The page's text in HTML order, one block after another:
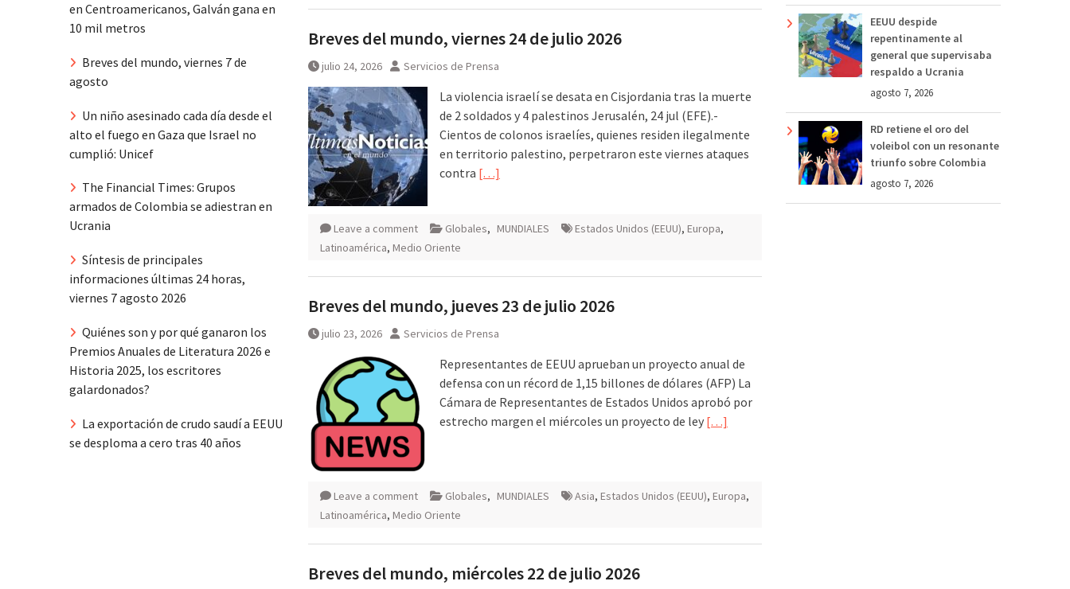
Breves del mundo, viernes 24 de julio 2026
julio 24, 2026 Servicios de Prensa
La violencia israelí se desata en Cisjordania tras la muerte
de 2 soldados y 4 palestinos Jerusalén, 24 jul (EFE).-
Cientos de colonos israelíes, quienes residen ilegalmente
en territorio palestino, perpetraron este viernes ataques
contra […]
Leave a comment Globales, MUNDIALES Estados Unidos (EEUU), Europa,
Latinoamérica, Medio Oriente
Breves del mundo, jueves 23 de julio 2026
julio 23, 2026 Servicios de Prensa
Representantes de EEUU aprueban un proyecto anual de
defensa con un récord de 1,15 billones de dólares (AFP) La
Cámara de Representantes de Estados Unidos aprobó por
estrecho margen el miércoles un proyecto de ley […]
Leave a comment Globales, MUNDIALES Asia, Estados Unidos (EEUU), Europa,
Latinoamérica, Medio Oriente
Breves del mundo, miércoles 22 de julio 2026
EEUU despide
repentinamente al
general que supervisaba
respaldo a Ucrania
agosto 7, 2026
RD retiene el oro del
voleibol con un resonante
triunfo sobre Colombia
agosto 7, 2026
en Centroamericanos, Galván gana en
10 mil metros
Breves del mundo, viernes 7 de
agosto
Un niño asesinado cada día desde el
alto el fuego en Gaza que Israel no
cumplió: Unicef
The Financial Times: Grupos
armados de Colombia se adiestran en
Ucrania
Síntesis de principales
informaciones últimas 24 horas,
viernes 7 agosto 2026
Quiénes son y por qué ganaron los
Premios Anuales de Literatura 2026 e
Historia 2025, los escritores
galardonados?
La exportación de crudo saudí a EEUU
se desploma a cero tras 40 años